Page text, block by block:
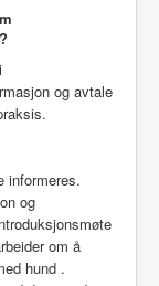
og avtale
informeres.
og
om å
hund .